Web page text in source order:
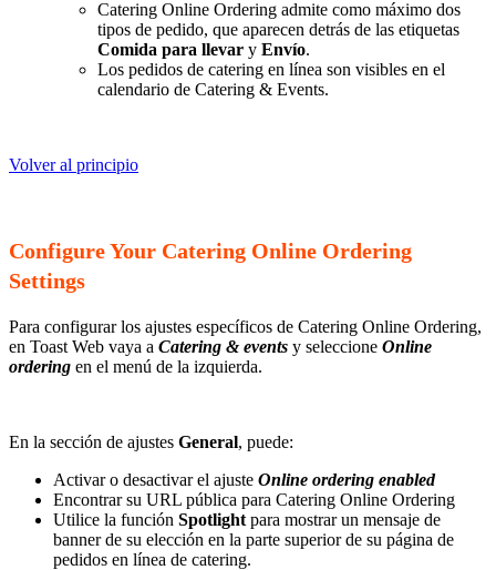
Catering Online Ordering admite como máximo dos
tipos de pedido, que aparecen detrás de las etiquetas
Comida para llevar y Envío.
Los pedidos de catering en línea son visibles en el
calendario de Catering & Events.
Volver al principio
Configure Your Catering Online Ordering
Settings
Para configurar los ajustes específicos de Catering Online Ordering,
en Toast Web vaya a Catering & events y seleccione Online
ordering en el menú de la izquierda.
En la sección de ajustes General, puede:
Activar o desactivar el ajuste Online ordering enabled
Encontrar su URL pública para Catering Online Ordering
Utilice la función Spotlight para mostrar un mensaje de
banner de su elección en la parte superior de su página de
pedidos en línea de catering.